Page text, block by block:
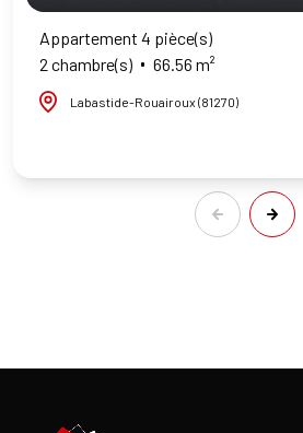
Appartement 4 pièce(s)
2 chambre(s)
66.56 m²
Labastide-Rouairoux (81270)